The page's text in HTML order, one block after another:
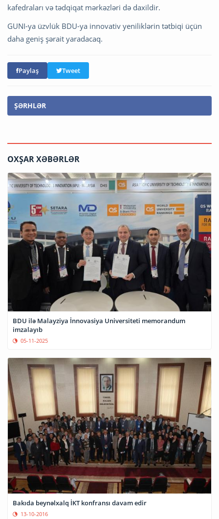
kafedraları və tədqiqat mərkəzləri də daxildir.
GUNI-ya üzvlük BDU-ya innovativ yeniliklərin tətbiqi üçün
daha geniş şərait yaradacaq.
Paylaş Tweet
ŞƏRHLƏR
OXŞAR XƏBƏRLƏR
BDU ilə Malayziya İnnovasiya Universiteti memorandum
imzalayıb
05-11-2025
Bakıda beynəlxalq İKT konfransı davam edir
13-10-2016